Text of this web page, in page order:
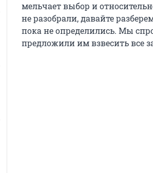
мельчает выбор и
не разобрали, давайте
пока не определились. Мы
предложили им взвесить все